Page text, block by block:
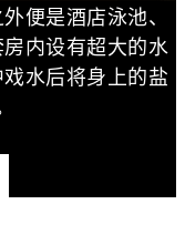
便是酒店泳池、
内设有超大的水
水后将身上的盐